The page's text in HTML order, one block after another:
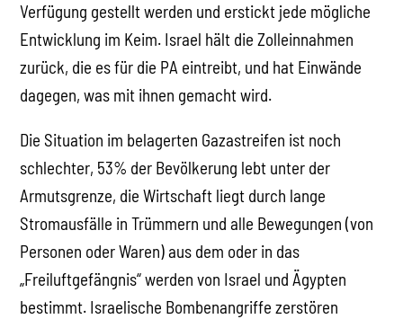
Verfügung gestellt werden und erstickt jede mögliche
Entwicklung im Keim. Israel hält die Zolleinnahmen
zurück, die es für die PA eintreibt, und hat Einwände
dagegen, was mit ihnen gemacht wird.
Die Situation im belagerten Gazastreifen ist noch
schlechter, 53% der Bevölkerung lebt unter der
Armutsgrenze, die Wirtschaft liegt durch lange
Stromausfälle in Trümmern und alle Bewegungen (von
Personen oder Waren) aus dem oder in das
„Freiluftgefängnis“ werden von Israel und Ägypten
bestimmt. Israelische Bombenangriffe zerstören